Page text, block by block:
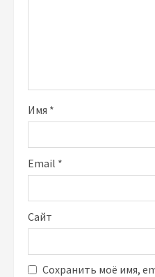
Имя *
Email *
Сайт
Сохранить моё имя,